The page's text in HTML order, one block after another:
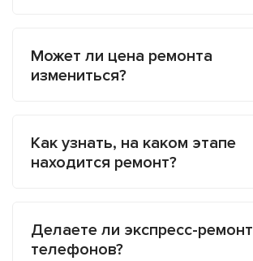
Может ли цена ремонта
измениться?
Как узнать, на каком этапе
находится ремонт?
Делаете ли экспресс-ремонт
телефонов?